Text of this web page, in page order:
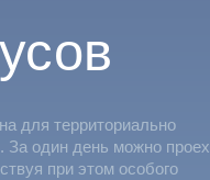
для территориально
За один день можно
при этом особого